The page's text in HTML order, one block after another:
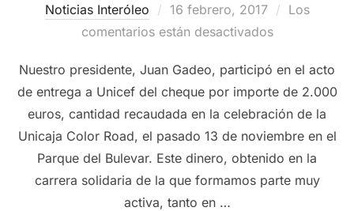
Noticias Interóleo
Publicado
el
16 febrero, 2017
Los
comentarios están desactivados
Nuestro presidente, Juan Gadeo, participó en el acto
de entrega a Unicef del cheque por importe de 2.000
euros, cantidad recaudada en la celebración de la
Unicaja Color Road, el pasado 13 de noviembre en el
Parque del Bulevar. Este dinero, obtenido en la
carrera solidaria de la que formamos parte muy
activa, tanto en …